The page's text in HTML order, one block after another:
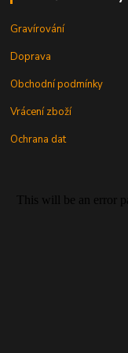
Gravírování
Doprava
Obchodní podmínky
Vrácení zboží
Ochrana dat